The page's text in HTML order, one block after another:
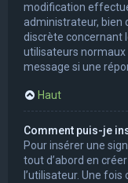
modification
administrateur, bien
discrète concernant
utilisateurs normaux
message si une
Haut
Comment puis-je
Pour insérer une
tout d’abord en
l’utilisateur. Une